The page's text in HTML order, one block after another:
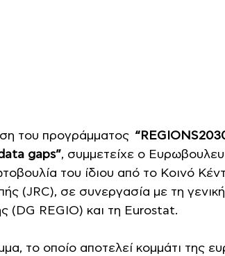
του προγράμματος
gaps”, συμμετείχε ο
του ίδιου από το Κοινό
(JRC), σε συνεργασία με τη
(DG REGIO) και τη Eurostat.
το οποίο αποτελεί κομμάτι της